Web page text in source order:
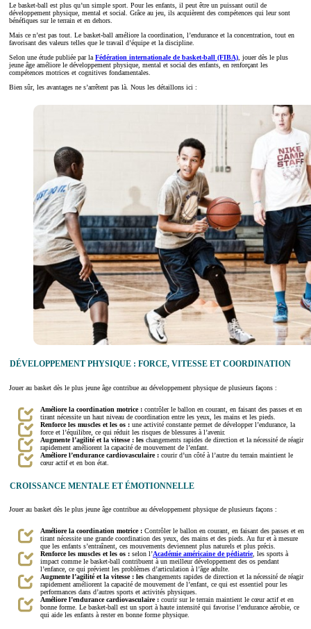
Le basket-ball est plus qu’un simple sport. Pour les enfants, il peut être un puissant outil de
développement physique, mental et social. Grâce au jeu, ils acquièrent des compétences qui leur sont
bénéfiques sur le terrain et en dehors.
Mais ce n’est pas tout. Le basket-ball améliore la coordination, l’endurance et la concentration, tout en
favorisant des valeurs telles que le travail d’équipe et la discipline.
Selon une étude publiée par la Fédération internationale de basket-ball (FIBA) , jouer dès le plus
jeune âge améliore le développement physique, mental et social des enfants, en renforçant les
compétences motrices et cognitives fondamentales.
Bien sûr, les avantages ne s’arrêtent pas là. Nous les détaillons ici :
DÉVELOPPEMENT PHYSIQUE : FORCE, VITESSE ET COORDINATION
Jouer au basket dès le plus jeune âge contribue au développement physique de plusieurs façons :
Améliore la coordination motrice : contrôler le ballon en courant, en faisant des passes et en
tirant nécessite un haut niveau de coordination entre les yeux, les mains et les pieds.
Renforce les muscles et les os : une activité constante permet de développer l’endurance, la
force et l’équilibre, ce qui réduit les risques de blessures à l’avenir.
Augmente l’agilité et la vitesse : les changements rapides de direction et la nécessité de réagir
rapidement améliorent la capacité de mouvement de l’enfant.
Améliore l’endurance cardiovasculaire : courir d’un côté à l’autre du terrain maintient le
cœur actif et en bon état.
CROISSANCE MENTALE ET ÉMOTIONNELLE
Jouer au basket dès le plus jeune âge contribue au développement physique de plusieurs façons :
Améliore la coordination motrice : Contrôler le ballon en courant, en faisant des passes et en
tirant nécessite une grande coordination des yeux, des mains et des pieds. Au fur et à mesure
que les enfants s’entraînent, ces mouvements deviennent plus naturels et plus précis.
Renforce les muscles et les os : selon l’Académie américaine de pédiatrie, les sports à
impact comme le basket-ball contribuent à un meilleur développement des os pendant
l’enfance, ce qui prévient les problèmes d’articulation à l’âge adulte.
Augmente l’agilité et la vitesse : les changements rapides de direction et la nécessité de réagir
rapidement améliorent la capacité de mouvement de l’enfant, ce qui est essentiel pour les
performances dans d’autres sports et activités physiques.
Améliore l’endurance cardiovasculaire : courir sur le terrain maintient le cœur actif et en
bonne forme. Le basket-ball est un sport à haute intensité qui favorise l’endurance aérobie, ce
qui aide les enfants à rester en bonne forme physique.